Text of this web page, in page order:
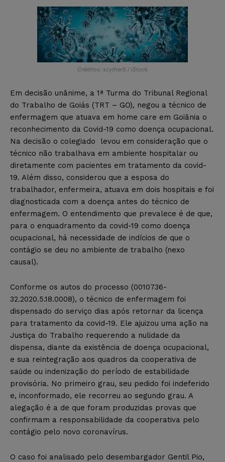
Créditos: scyther5 / iStock
Em decisão unânime, a 1ª Turma do Tribunal Regional
do Trabalho de Goiás (TRT – GO), negou a técnico de
enfermagem que atuava em home care em Goiânia o
reconhecimento da Covid-19 como doença ocupacional.
Na decisão o colegiado levou em consideração que o
técnico não trabalhava em ambiente hospitalar ou
diretamente com pacientes em tratamento da covid-
19. Além disso, considerou que a esposa do
trabalhador, enfermeira, atuava em dois hospitais e foi
diagnosticada com a doença antes do técnico de
enfermagem. O entendimento que prevalece é de que,
para o enquadramento da covid-19 como doença
ocupacional, há necessidade de indícios de que o
contágio se deu no ambiente de trabalho (nexo
causal).
Conforme os autos do processo (0010736-
32.2020.5.18.0008), o técnico de enfermagem foi
dispensado do serviço dias após retornar da licença
para tratamento da covid-19. Ele ajuizou uma ação na
Justiça do Trabalho requerendo a nulidade da
dispensa, diante da existência de doença ocupacional,
e sua reintegração aos quadros da cooperativa de
saúde ou indenização do período de estabilidade
provisória. No primeiro grau, seu pedido foi indeferido
e, inconformado, ele recorreu ao segundo grau. A
alegação é a de que foram produzidas provas que
confirmam a responsabilidade da cooperativa pelo
contágio pelo novo coronavírus.
O caso foi analisado pelo desembargador Gentil Pio,